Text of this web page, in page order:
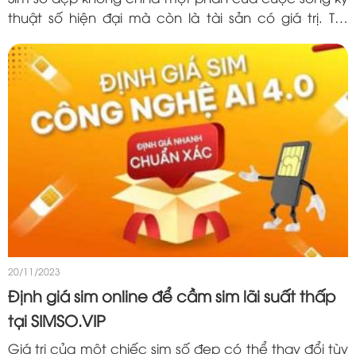
thuật số hiện đại mà còn là tài sản có giá trị. Tuy
chính để sở...
20/11/2023
Định giá sim online để cầm sim lãi suất thấp
tại SIMSO.VIP
Giá trị của một chiếc sim số đẹp có thể thay đổi tùy